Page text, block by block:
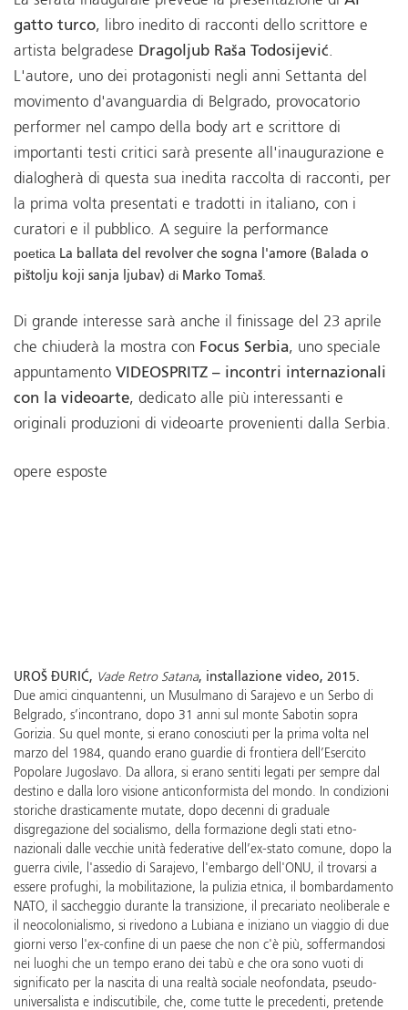
gatto turco, libro inedito di racconti dello scrittore e
artista belgradese Dragoljub Raša Todosijević.
L'autore, uno dei protagonisti negli anni Settanta del
movimento d'avanguardia di Belgrado, provocatorio
performer nel campo della body art e scrittore di
importanti testi critici sarà presente all'inaugurazione e
dialogherà di questa sua inedita raccolta di racconti, per
la prima volta presentati e tradotti in italiano, con i
curatori e il pubblico. A seguire la performance
poetica La ballata del revolver che sogna l'amore (Balada o
pištolju koji sanja ljubav) di Marko Tomaš
Di grande interesse sarà anche il finissage del 23 aprile
che chiuderà la mostra con Focus Serbia, uno speciale
appuntamento VIDEOSPRITZ – incontri internazionali
con la videoarte, dedicato alle più interessanti e
originali produzioni di videoarte provenienti dalla Serbia.
opere esposte
UROŠ ĐURIĆ, Vade Retro Satana, installazione video, 2015.
Due amici cinquantenni, un Musulmano di Sarajevo e un Serbo di
Belgrado, s’incontrano, dopo 31 anni sul monte Sabotin sopra
Gorizia. Su quel monte, si erano conosciuti per la prima volta nel
marzo del 1984, quando erano guardie di frontiera dell’Esercito
Popolare Jugoslavo. Da allora, si erano sentiti legati per sempre dal
destino e dalla loro visione anticonformista del mondo. In condizioni
storiche drasticamente mutate, dopo decenni di graduale
disgregazione del socialismo, della formazione degli stati etno-
nazionali dalle vecchie unità federative dell’ex-stato comune, dopo la
guerra civile, l'assedio di Sarajevo, l'embargo dell'ONU, il trovarsi a
essere profughi, la mobilitazione, la pulizia etnica, il bombardamento
NATO, il saccheggio durante la transizione, il precariato neoliberale e
il neocolonialismo, si rivedono a Lubiana e iniziano un viaggio di due
giorni verso l'ex-confine di un paese che non c'è più, soffermandosi
nei luoghi che un tempo erano dei tabù e che ora sono vuoti di
significato per la nascita di una realtà sociale neofondata, pseudo-
universalista e indiscutibile, che, come tutte le precedenti, pretende